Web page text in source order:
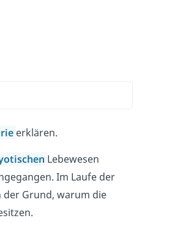
erklären.
Lebewesen
Im Laufe der
der Grund, warum die